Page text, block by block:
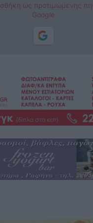
ως προτιμώμενης
Google